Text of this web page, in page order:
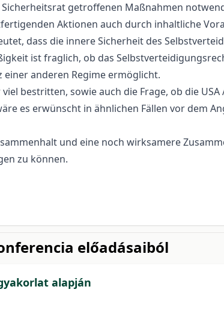
getroffenen Maßnahmen
Aktionen auch durch inhaltliche
dass die innere Sicherheit des
ist fraglich, ob das
anderen Regime ermöglicht.
bestritten, sowie auch die Frage, ob die
es erwünscht in ähnlichen Fällen vor dem
und eine noch wirksamere
zu können.
előadásaiból
alapján